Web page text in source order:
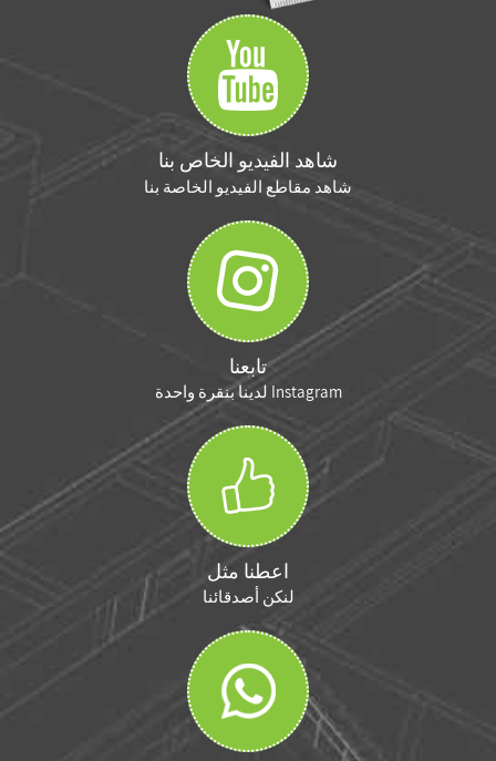
شاهد الفيديو الخاص بنا
شاهد مقاطع الفيديو الخاصة بنا
تابعنا
Instagram لدينا بنقرة واحدة
اعطنا مثل
لنكن أصدقائنا